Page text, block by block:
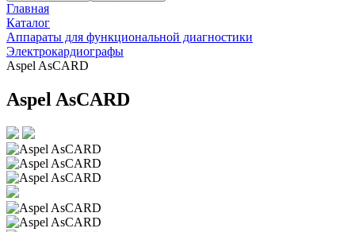
Главная
Каталог
Аппараты для функциональной диагностики
Электрокардиографы
Aspel AsCARD
Aspel AsCARD